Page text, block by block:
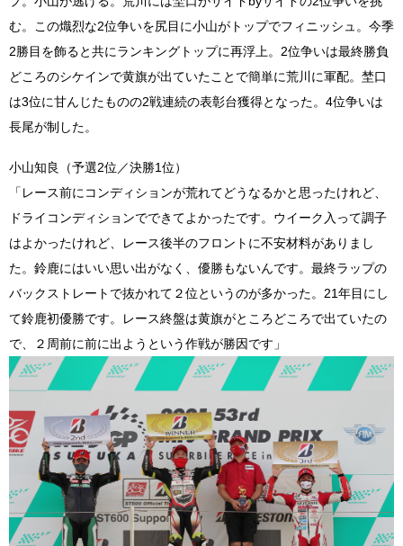
む。この熾烈な2位争いを尻目に小山がトップでフィニッシュ。今季
2勝目を飾ると共にランキングトップに再浮上。2位争いは最終勝負
どころのシケインで黄旗が出ていたことで簡単に荒川に軍配。埜口
は3位に甘んじたものの2戦連続の表彰台獲得となった。4位争いは
長尾が制した。
小山知良（予選2位／決勝1位）
「レース前にコンディションが荒れてどうなるかと思ったけれど、
ドライコンディションでできてよかったです。ウイーク入って調子
はよかったけれど、レース後半のフロントに不安材料がありまし
た。鈴鹿にはいい思い出がなく、優勝もないんです。最終ラップの
バックストレートで抜かれて２位というのが多かった。21年目にし
て鈴鹿初優勝です。レース終盤は黄旗がところどころで出ていたの
で、２周前に前に出ようという作戦が勝因です」